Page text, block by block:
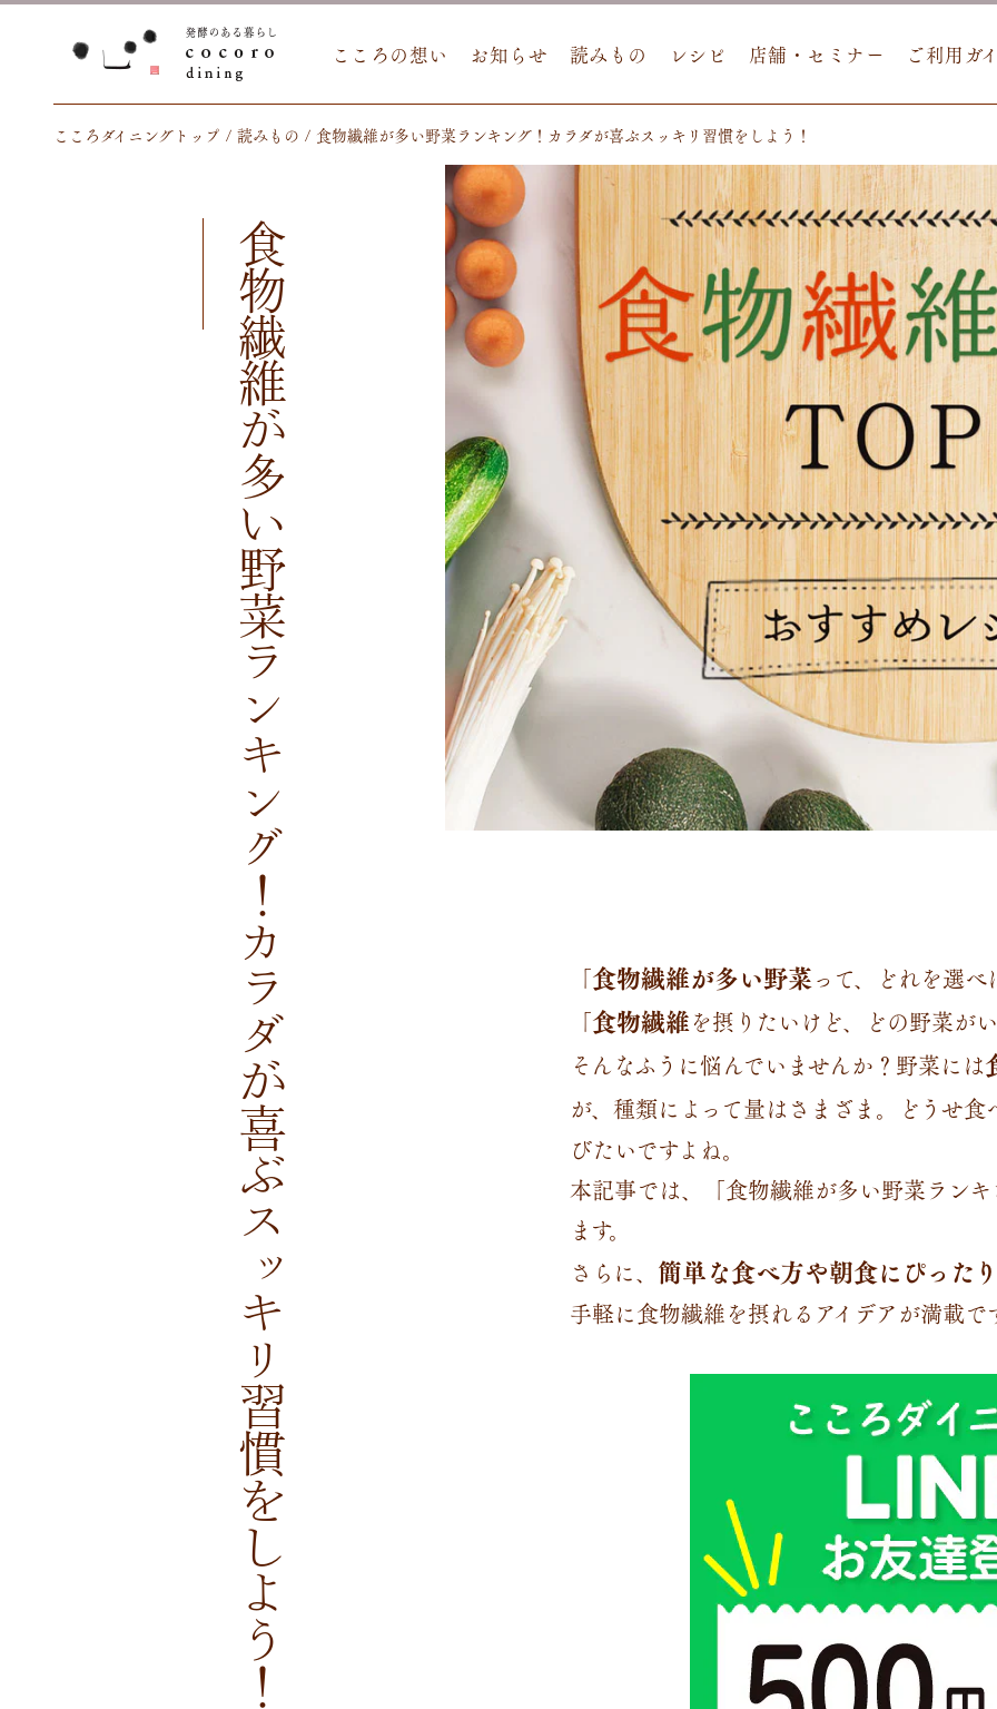
こころの想い お知らせ 読みもの レシピ 店舗・セミナー ご利用ガ
こころダイニングトップ 読みもの 食物繊維が多い野菜ランキング！カラダが喜ぶスッキリ習慣をしよう！
食物繊維が多い野菜ランキング！カラダが喜ぶスッキリ習慣をしよう！ 「食物繊維が多い野菜って、どれを選べ
「食物繊維を摂りたいけど、どの野菜が
そんなふうに悩んでいませんか？野菜には
が、種類によって量はさまざま。どうせ食
びたいですよね。
本記事では、「食物繊維が多い野菜ラン
ます。
さらに、 簡単な食べ方や朝食にぴった
手軽に食物繊維を摂れるアイデアが満載で